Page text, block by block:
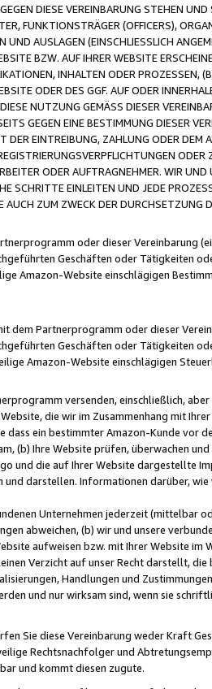
DIESE VEREINBARUNG STEHEN
FUNKTIONSTRÄGER (OFFICERS),
AUSLAGEN (EINSCHLIESSLICH
BZW. AUF IHRER WEBSITE
INHALTEN ODER PROZESSEN,
ODER DES GGF. AUF ODER
NUTZUNG GEMÄSS DIESER
GEGEN EINE BESTIMMUNG DIESER
EINTREIBUNG, ZAHLUNG ODER DEM
ODER
ODER AUFTRAGNEHMER. WIR
SCHRITTE EINLEITEN UND JEDE
ZUM ZWECK DER DURCHSETZUNG
oder dieser Vereinbarung
Geschäften oder Tätigkeiten
Amazon-Website einschlägigen
dem Partnerprogramm oder dieser
Geschäften oder Tätigkeiten
Amazon-Website einschlägigen
versenden, einschließlich,
die wir im Zusammenhang mit
ein bestimmter Amazon-Kunde vor
(b) Ihre Website prüfen, überwachen
und die auf Ihrer Website dargestellte
darstellen. Informationen darüber,
Unternehmen jederzeit (mittelbar
abweichen, (b) wir und unsere
aufweisen bzw. mit Ihrer Website im
Verzicht auf unser Recht darstellt,
Handlungen und
und nur wirksam sind, wenn sie
Sie diese Vereinbarung weder Kraft
Rechtsnachfolger und
und kommt diesen zugute.